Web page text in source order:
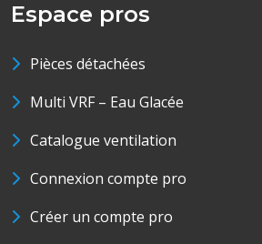
Espace pros
Pièces détachées
Multi VRF – Eau Glacée
Catalogue ventilation
Connexion compte pro
Créer un compte pro